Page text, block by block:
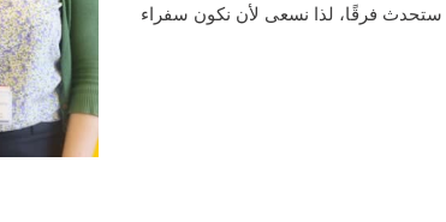
فرقًا، لذا نسعى لأن نكون سفراء